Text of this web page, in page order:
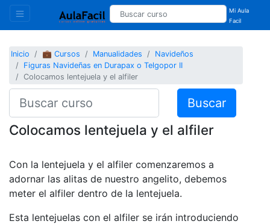
Mi Aula
Facil
Inicio 💼 Cursos Manualidades
Navideños
Figuras Navideñas en Durapax o Telgopor II
Colocamos lentejuela y el alfiler
Buscar
Colocamos lentejuela y el alfiler
Con la lentejuela y el alfiler comenzaremos a
adornar las alitas de nuestro angelito, debemos
meter el alfiler dentro de la lentejuela.
Esta lentejuelas con el alfiler se irán introduciendo